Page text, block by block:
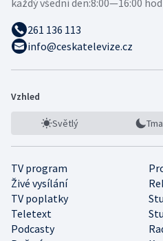
261 136 113
info@ceskatelevize.cz
Vzhled
Světlý
TV program
Živé vysílání
TV poplatky
Teletext
Podcasty